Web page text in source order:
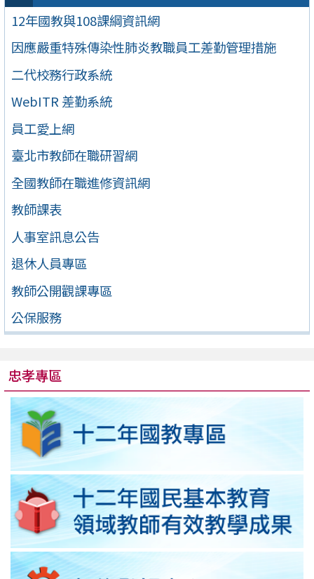
12年國教與108課綱資訊網
因應嚴重特殊傳染性肺炎教職員工差勤管理措施
二代校務行政系統
WebITR 差勤系統
員工愛上網
臺北市教師在職研習網
全國教師在職進修資訊網
教師課表
人事室訊息公告
退休人員專區
教師公開觀課專區
公保服務
忠孝專區